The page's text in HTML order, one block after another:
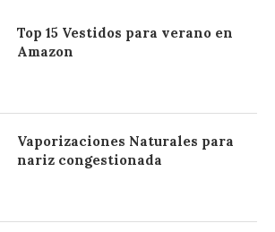
Top 15 Vestidos para verano en
Amazon
Vaporizaciones Naturales para
nariz congestionada